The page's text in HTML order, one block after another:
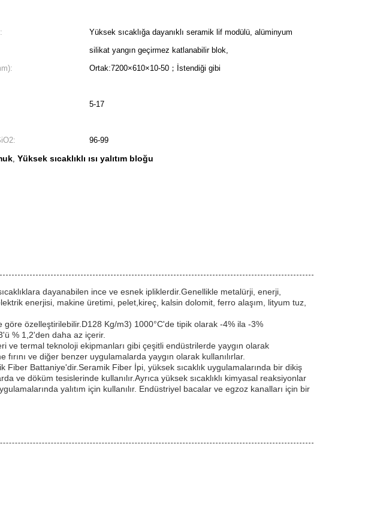
Yüksek sıcaklığa dayanıklı seramik lif modülü, alüminyum
silikat yangın geçirmez katlanabilir blok,
Ortak:7200×610×10-50；İstendiği gibi
5-17
96-99
, Yüksek sıcaklıklı ısı yalıtım bloğu
dayanabilen ince ve esnek ipliklerdir.Genellikle metalürji, enerji,
enerjisi, makine üretimi, pelet,kireç, kalsin dolomit, ferro alaşım, lityum tuz,
özelleştirilebilir.D128 Kg/m3) 1000°C'de tipik olarak -4% ila -3%
% 1,2'den daha az içerir.
termal teknoloji ekipmanları gibi çeşitli endüstrilerde yaygın olarak
fırını ve diğer benzer uygulamalarda yaygın olarak kullanılırlar.
Battaniye'dir.Seramik Fiber İpi, yüksek sıcaklık uygulamalarında bir dikiş
ve döküm tesislerinde kullanılır.Ayrıca yüksek sıcaklıklı kimyasal reaksiyonlar
yalıtım için kullanılır. Endüstriyel bacalar ve egzoz kanalları için bir